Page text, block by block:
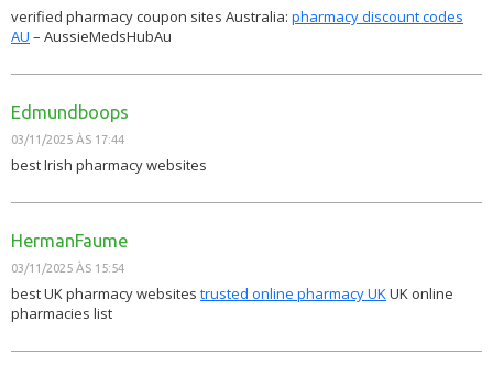
verified pharmacy coupon sites Australia: pharmacy discount codes
AU – AussieMedsHubAu
Edmundboops
03/11/2025 ÀS 17:44
best Irish pharmacy websites
HermanFaume
03/11/2025 ÀS 15:54
best UK pharmacy websites trusted online pharmacy UKUK online
pharmacies list